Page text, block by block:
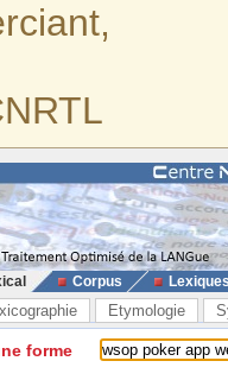
Corpus
Etymologie
forme